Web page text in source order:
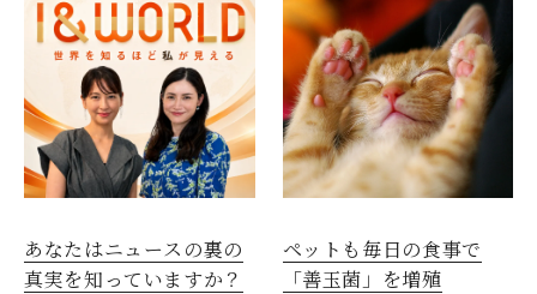
あなたはニュースの裏の
真実を知っていますか？
ペットも毎日の食事で
「善玉菌」を増殖